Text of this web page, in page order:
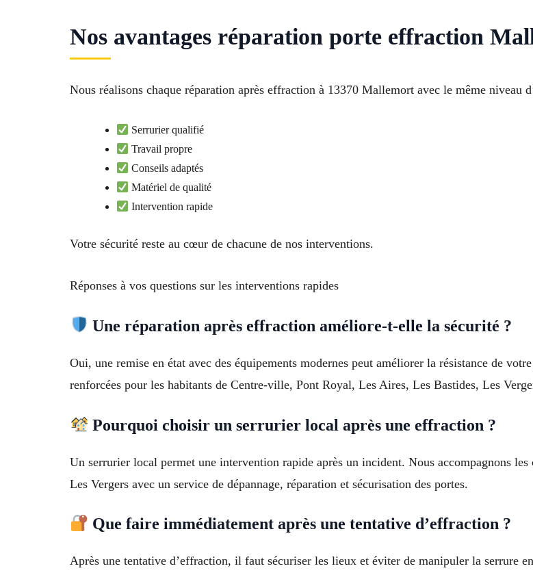
Nos avantages réparation porte effraction
Nous réalisons chaque réparation après effraction à 13370 Mallemort avec le même niveau
Serrurier qualifié
Travail propre
Conseils adaptés
Matériel de qualité
Intervention rapide
Votre sécurité reste au cœur de chacune de nos interventions.
Réponses à vos questions sur les interventions rapides
Une réparation après effraction améliore-t-elle la sécurité ?
Oui, une remise en état avec des équipements modernes peut améliorer la résistance de
renforcées pour les habitants de Centre-ville, Pont Royal, Les Aires, Les Bastides, Les
Pourquoi choisir un serrurier local après une effraction ?
Un serrurier local permet une intervention rapide après un incident. Nous accompagnons
Les Vergers avec un service de dépannage, réparation et sécurisation des portes.
Que faire immédiatement après une tentative d’effraction ?
Après une tentative d’effraction, il faut sécuriser les lieux et éviter de manipuler la serrure